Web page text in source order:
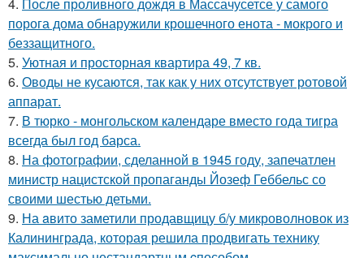
4. После проливного дождя в Массачусетсе у самого
порога дома обнаружили крошечного енота - мокрого и
беззащитного.
5. Уютная и просторная квартира 49, 7 кв.
6. Оводы не кусаются, так как у них отсутствует ротовой
аппарат.
7. В тюрко - монгольском календаре вместо года тигра
всегда был год барса.
8. На фотографии, сделанной в 1945 году, запечатлен
министр нацистской пропаганды Йозеф Геббельс со
своими шестью детьми.
9. На aвито заметили продавщицу б/у микроволновок из
Калининграда, которая решила продвигать технику